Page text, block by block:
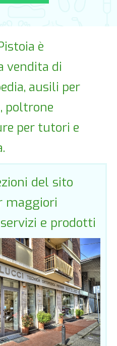
è
vendita di
ausili per
poltrone
per tutori e
del sito
maggiori
e prodotti